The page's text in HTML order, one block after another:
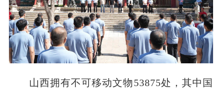
山西拥有不可移动文物53875处，其中国